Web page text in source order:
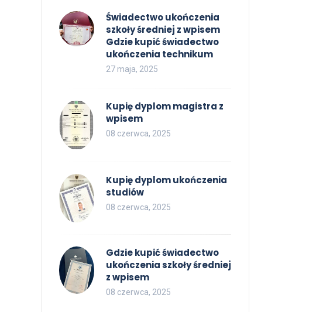
Świadectwo ukończenia
szkoły średniej z wpisem
Gdzie kupić świadectwo
ukończenia technikum
27 maja, 2025
Kupię dyplom magistra z
wpisem
08 czerwca, 2025
Kupię dyplom ukończenia
studiów
08 czerwca, 2025
Gdzie kupić świadectwo
ukończenia szkoły średniej
z wpisem
08 czerwca, 2025